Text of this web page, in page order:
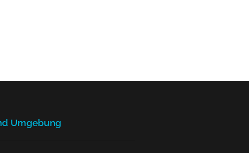
Umgebung